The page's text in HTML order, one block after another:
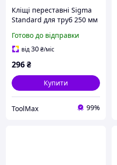
Кліщі переставні Sigma
Standard для труб 250 мм
Готово до відправки
від30₴/міс
296₴
Купити
ToolMax 99%